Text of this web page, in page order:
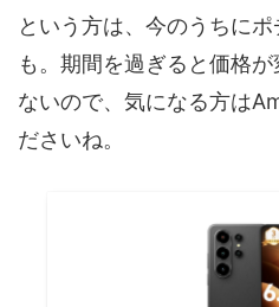
という方は、今のうちに
も。期間を過ぎると価格
ないので、気になる方は
ださいね。